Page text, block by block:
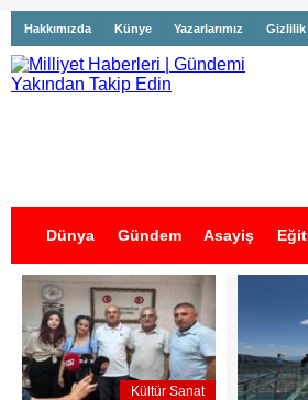
Hakkımızda Künye Yazarlarımız Gizlilik
Dünya Gündem Asayiş
İş İlanları
Kültür Sanat